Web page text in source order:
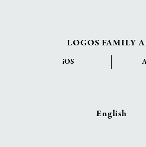
LOGOS FAMILY
iOS
English